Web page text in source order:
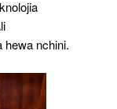
hewa nchini.